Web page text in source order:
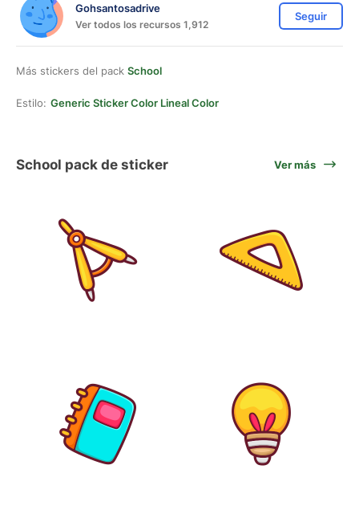
Gohsantosadrive
Ver todos los recursos 1,912
Seguir
Más stickers del pack School
Estilo: Generic Sticker Color Lineal Color
School pack de sticker Ver más